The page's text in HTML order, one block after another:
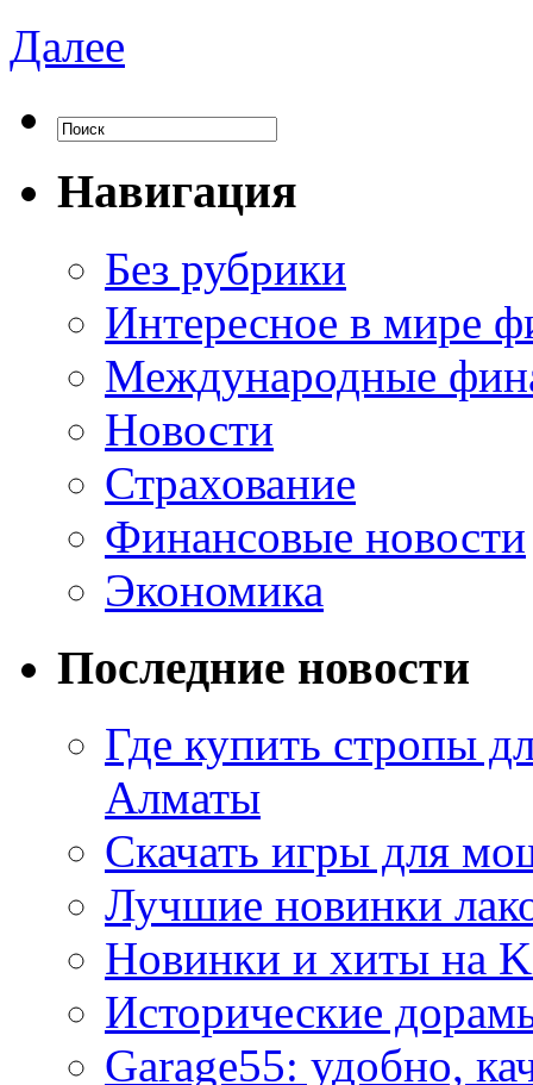
Далее
Навигация
Без рубрики
Интересное в мире
Международные
Новости
Страхование
Финансовые новости
Экономика
Последние новости
Где купить стропы
Алматы
Скачать игры для
Лучшие новинки
Новинки и хиты на
Исторические
Garage55: удобно,